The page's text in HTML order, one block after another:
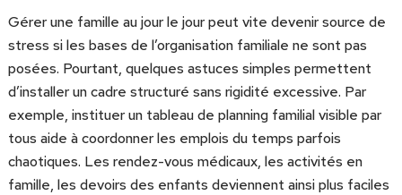
Gérer une famille au jour le jour peut vite devenir source de
stress si les bases de l’organisation familiale ne sont pas
posées. Pourtant, quelques astuces simples permettent
d’installer un cadre structuré sans rigidité excessive. Par
exemple, instituer un tableau de planning familial visible par
tous aide à coordonner les emplois du temps parfois
chaotiques. Les rendez-vous médicaux, les activités en
famille, les devoirs des enfants deviennent ainsi plus faciles